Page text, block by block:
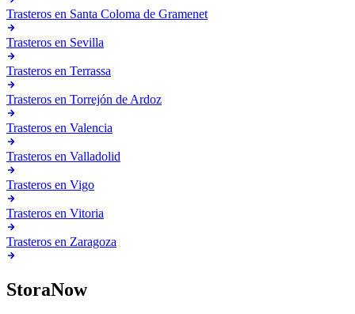
Trasteros en Santa Coloma de Gramenet
Trasteros en Sevilla
Trasteros en Terrassa
Trasteros en Torrejón de Ardoz
Trasteros en Valencia
Trasteros en Valladolid
Trasteros en Vigo
Trasteros en Vitoria
Trasteros en Zaragoza
StoraNow